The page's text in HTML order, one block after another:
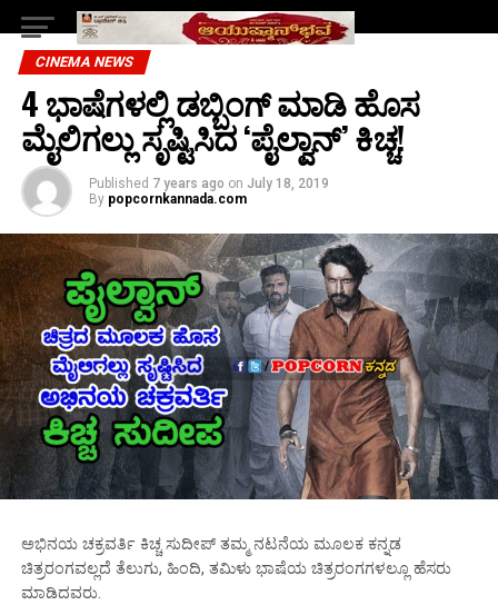
CINEMA NEWS
4 ಭಾಷೆಗಳಲ್ಲಿ ಡಬ್ಬಿಂಗ್ ಮಾಡಿ ಹೊಸ
ಮೈಲಿಗಲ್ಲು ಸೃಷ್ಟಿಸಿದ ‘ಪೈಲ್ವಾನ್’ ಕಿಚ್ಚ!
Published 7 years ago on July 18, 2019
By popcornkannada.com
ಅಭಿನಯ ಚಕ್ರವರ್ತಿ ಕಿಚ್ಚ ಸುದೀಪ್ ತಮ್ಮ ನಟನೆಯ ಮೂಲಕ ಕನ್ನಡ
ಚಿತ್ರರಂಗವಲ್ಲದೆ ತೆಲುಗು, ಹಿಂದಿ, ತಮಿಳು ಭಾಷೆಯ ಚಿತ್ರರಂಗಗಳಲ್ಲೂ ಹೆಸರು
ಮಾಡಿದವರು.